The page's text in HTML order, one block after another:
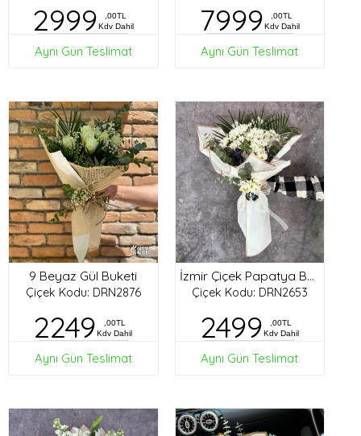
2999
,00TL
Kdv Dahil
Aynı Gün Teslimat
7999
,00TL
Kdv Dahil
Aynı Gün Teslimat
9 Beyaz Gül Buketi
Çiçek Kodu: DRN2876
2249
,00TL
Kdv Dahil
Aynı Gün Teslimat
İzmir Çiçek Papatya Buketi
Çiçek Kodu: DRN2653
2499
,00TL
Kdv Dahil
Aynı Gün Teslimat